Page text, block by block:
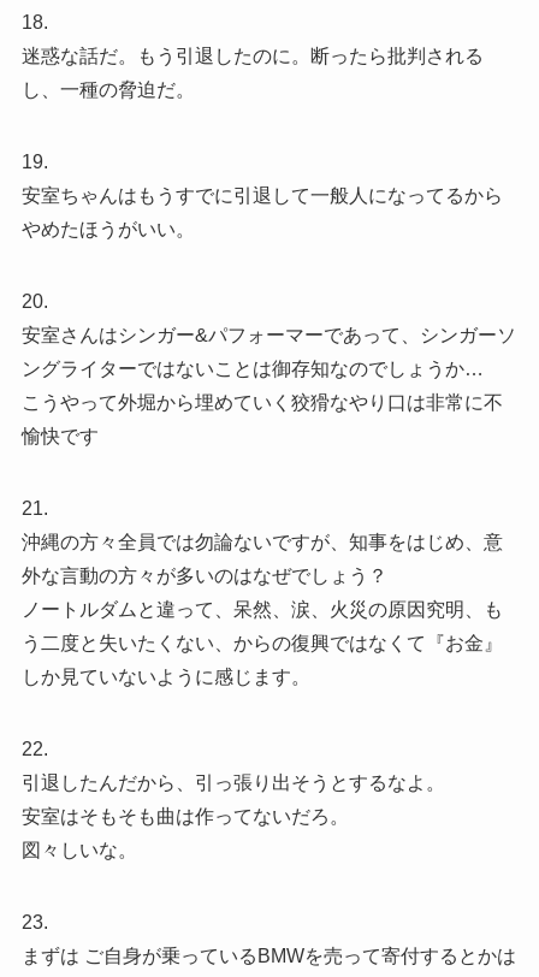
18.
迷惑な話だ。もう引退したのに。断ったら批判される
し、一種の脅迫だ。
19.
安室ちゃんはもうすでに引退して一般人になってるから
やめたほうがいい。
20.
安室さんはシンガー&パフォーマーであって、シンガーソ
ングライターではないことは御存知なのでしょうか…
こうやって外堀から埋めていく狡猾なやり口は非常に不
愉快です
21.
沖縄の方々全員では勿論ないですが、知事をはじめ、意
外な言動の方々が多いのはなぜでしょう？
ノートルダムと違って、呆然、涙、火災の原因究明、も
う二度と失いたくない、からの復興ではなくて『お金』
しか見ていないように感じます。
22.
引退したんだから、引っ張り出そうとするなよ。
安室はそもそも曲は作ってないだろ。
図々しいな。
23.
まずは ご自身が乗っているBMWを売って寄付するとかは